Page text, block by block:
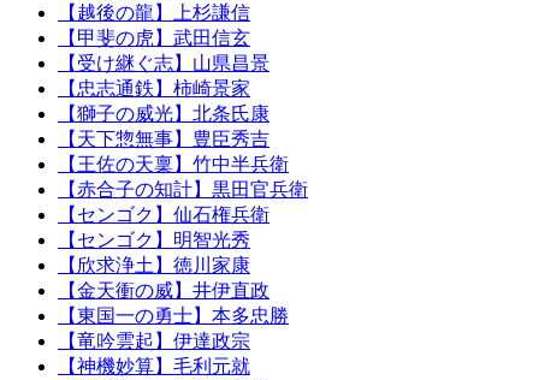
【越後の龍】上杉謙信
【甲斐の虎】武田信玄
【受け継ぐ志】山県昌景
【忠志通鉄】柿崎景家
【獅子の威光】北条氏康
【天下惣無事】豊臣秀吉
【王佐の天稟】竹中半兵衛
【赤合子の知計】黒田官兵衛
【センゴク】仙石権兵衛
【センゴク】明智光秀
【欣求浄土】徳川家康
【金天衝の威】井伊直政
【東国一の勇士】本多忠勝
【竜吟雲起】伊達政宗
【神機妙算】毛利元就